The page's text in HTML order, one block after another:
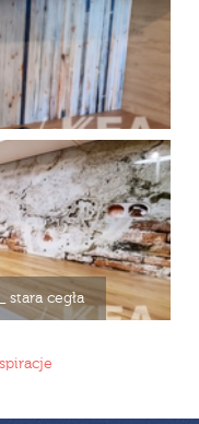
stara cegła